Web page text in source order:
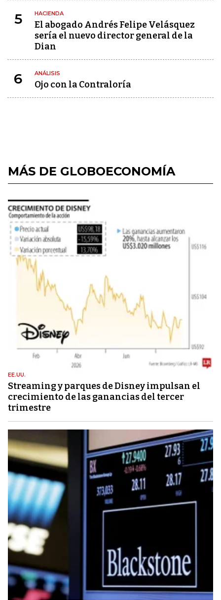
5 HACIENDA
El abogado Andrés Felipe Velásquez
sería el nuevo director general de la
Dian
6 ANÁLISIS
Ojo con la Contraloría
MÁS DE GLOBOECONOMÍA
EE.UU.
Streaming y parques de Disney impulsan el
crecimiento de las ganancias del tercer
trimestre